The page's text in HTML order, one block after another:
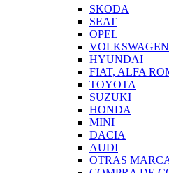
SKODA
SEAT
OPEL
VOLKSWAGEN
HYUNDAI
FIAT, ALFA
TOYOTA
SUZUKI
HONDA
MINI
DACIA
AUDI
OTRAS